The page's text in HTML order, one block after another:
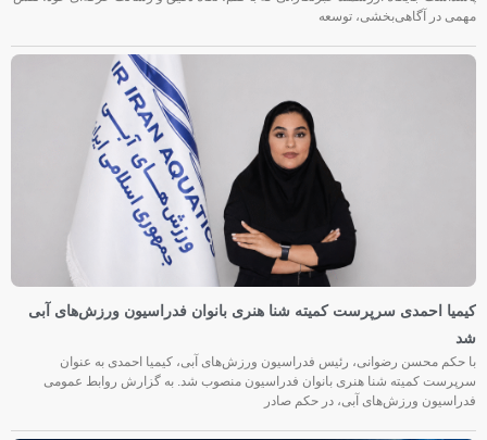
مهمی در آگاهی‌بخشی، توسعه
کیمیا احمدی سرپرست کمیته شنا هنری بانوان فدراسیون ورزش‌های آبی
شد
با حکم محسن رضوانی، رئیس فدراسیون ورزش‌های آبی، کیمیا احمدی به عنوان
سرپرست کمیته شنا هنری بانوان فدراسیون منصوب شد. به گزارش روابط عمومی
فدراسیون ورزش‌های آبی، در حکم صادر